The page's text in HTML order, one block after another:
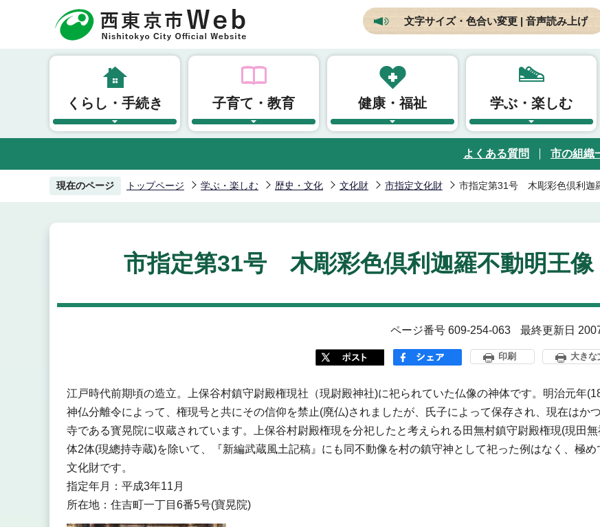
頭
文字サイズ・色合い変更 | 音声読み上げ
くらし・手続き 子育て・教育 健康・福祉 学ぶ・楽しむ
よくある質問 市の組織
現在のページ トップページ 学ぶ・楽しむ 歴史・文化 文化財 市指定文化財 市指定第31号 木彫彩色倶利迦
市指定第31号 木彫彩色倶利迦羅不動明王像
ページ番号 609-254-063 最終更新日
印刷 大きな
江戸時代前期頃の造立。上保谷村鎮守尉殿権現社（現尉殿神社)に祀られていた仏像の神体です。明治元年
神仏分離令によって、権現号と共にその信仰を禁止(廃仏)されましたが、氏子によって保存され、現在はか
寺である寳晃院に収蔵されています。上保谷村尉殿権現を分祀したと考えられる田無村鎮守尉殿権現(現田無
体2体(現總持寺蔵)を除いて、『新編武蔵風土記稿』にも同不動像を村の鎮守神として祀った例はなく、極め
文化財です。
指定年月：平成3年11月
所在地：住吉町一丁目6番5号(寶晃院)